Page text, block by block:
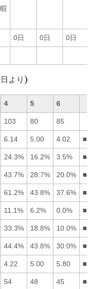
0日 0日 0日
より)
4 5 6
103 80 85
6.14 5.00 4.02
24.3% 16.2% 3.5%
43.7% 28.7% 20.0%
61.2% 43.8% 37.6%
11.1% 6.2% 0.0%
33.3% 18.8% 10.0%
44.4% 43.8% 30.0%
4.22 5.00 5.80
54 48 45